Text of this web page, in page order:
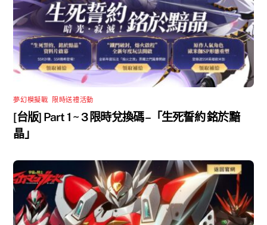
夢幻模擬戰 限時送禮活動
[台版] Part 1 ~ 3 限時兌換碼 –「生死誓約 銘於黯
晶」